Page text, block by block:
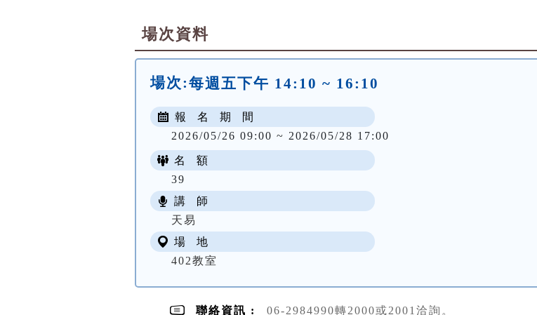
場次資料
場次:每週五下午 14:10 ~ 16:10
報 名 期 間
2026/05/26 09:00 ~ 2026/05/28 17:00
名 額
39
講 師
天易
場 地
402教室
聯絡資訊 : 06-2984990轉2000或2001洽詢。